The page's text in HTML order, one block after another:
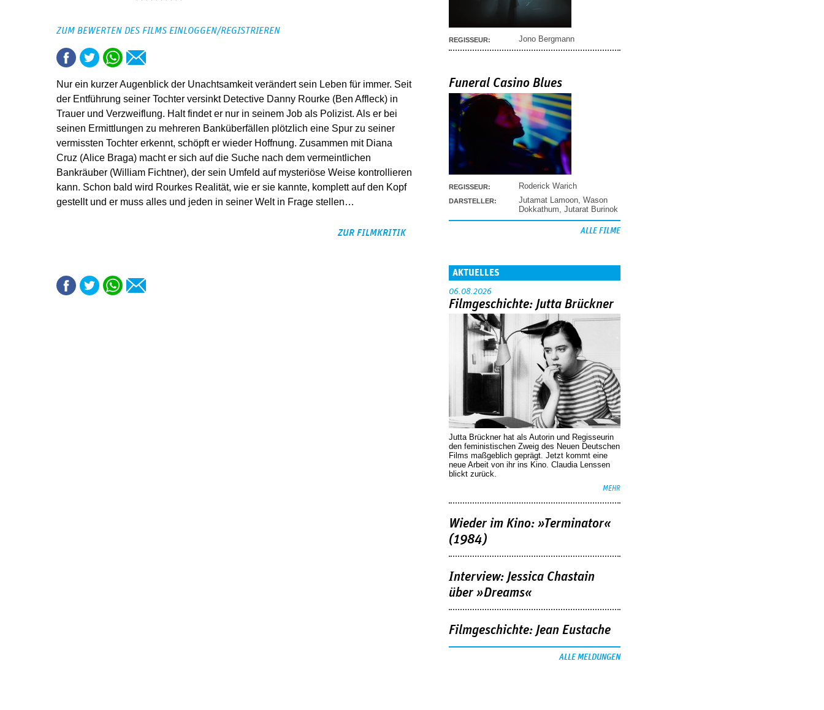
ZUM BEWERTEN DES FILMS EINLOGGEN/REGISTRIEREN
Nur ein kurzer Augenblick der Unachtsamkeit verändert sein Leben für immer. Seit
der Entführung seiner Tochter versinkt Detective Danny Rourke (Ben Affleck) in
Trauer und Verzweiflung. Halt findet er nur in seinem Job als Polizist. Als er bei
seinen Ermittlungen zu mehreren Banküberfällen plötzlich eine Spur zu seiner
vermissten Tochter erkennt, schöpft er wieder Hoffnung. Zusammen mit Diana
Cruz (Alice Braga) macht er sich auf die Suche nach dem vermeintlichen
Bankräuber (William Fichtner), der sein Umfeld auf mysteriöse Weise kontrollieren
kann. Schon bald wird Rourkes Realität, wie er sie kannte, komplett auf den Kopf
gestellt und er muss alles und jeden in seiner Welt in Frage stellen…
ZUR FILMKRITIK
REGISSEUR: Jono Bergmann
Funeral Casino Blues
REGISSEUR: Roderick Warich
DARSTELLER: Jutamat Lamoon Wason
Dokkathum Jutarat Burinok
ALLE FILME
AKTUELLES
06.08.2026
Filmgeschichte: Jutta Brückner
Jutta Brückner hat als Autorin und Regisseurin
den feministischen Zweig des Neuen Deutschen
Films maßgeblich geprägt. Jetzt kommt eine
neue Arbeit von ihr ins Kino. Claudia Lenssen
blickt zurück.
MEHR
Wieder im Kino: »Terminator«
(1984)
Interview: Jessica Chastain
über »Dreams«
Filmgeschichte: Jean Eustache
ALLE MELDUNGEN